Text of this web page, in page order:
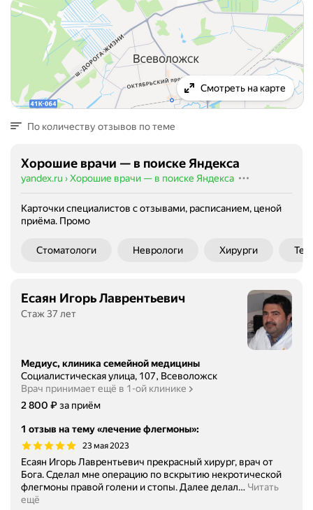
Смотреть на карте
По количеству отзывов по теме
Хорошие врачи — в поиске Яндекса
yandex.ru ›Хорошие врачи — в поиске Яндекса
Карточки специалистов с отзывами, расписанием, ценой
приёма. Промо
Стоматологи Неврологи Хирурги
Есаян Игорь Лаврентьевич
Стаж 37 лет
Медиус, клиника семейной медицины
Социалистическая улица, 107, Всеволожск
Врач принимает ещё в 1-ой клинике
Цена
2800
2 800 ₽за приём
1 отзыв на тему «лечение флегмоны»:
23 мая 2023
Есаян Игорь Лаврентьевич прекрасный хирург, врач от
Бога. Сделал мне операцию по вскрытию некротической
флегмоны правой голени и стопы. Далее делал… Читать
ещё